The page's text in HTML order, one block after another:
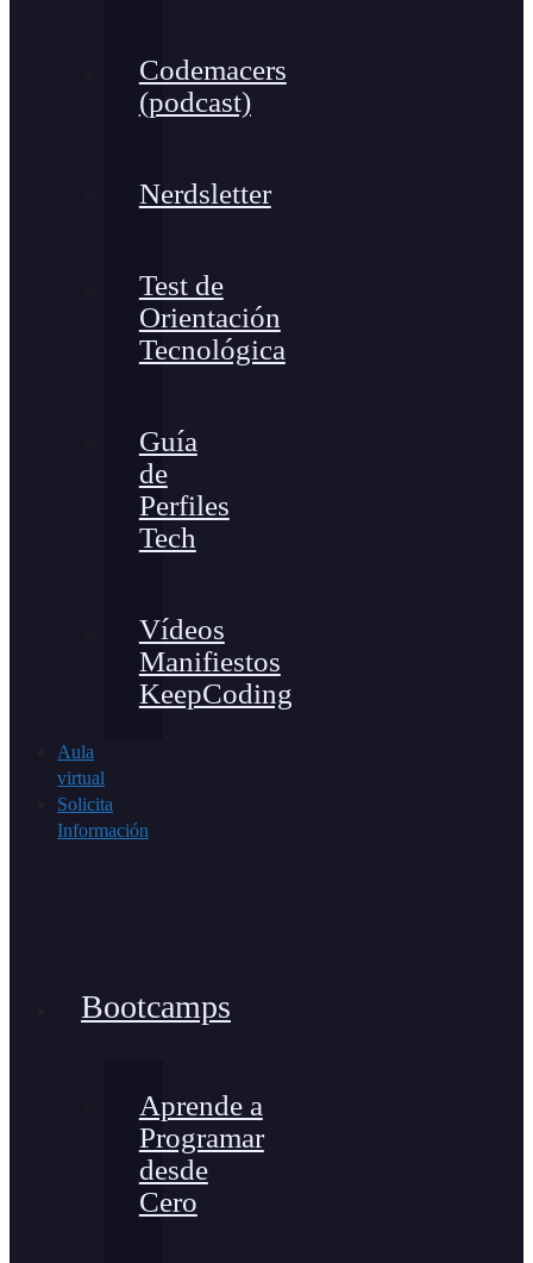
Codemacers
(podcast)
Nerdsletter
Test de
Orientación
Tecnológica
Guía
de
Perfiles
Tech
Vídeos
Manifiestos
KeepCoding
Aula
virtual
Solicita
Información
Bootcamps
Aprende a
Programar
desde
Cero